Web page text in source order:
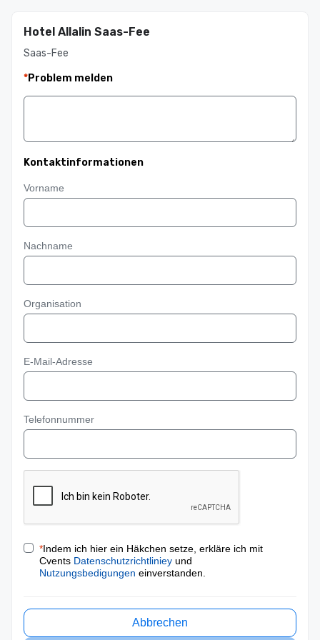
Hotel Allalin Saas-Fee
Saas-Fee
*Problem melden
Kontaktinformationen
Vorname
Nachname
Organisation
E-Mail-Adresse
Telefonnummer
*Indem ich hier ein Häkchen setze, erkläre ich mit
Cvents Datenschutzrichtliniey und
Nutzungsbedigungen einverstanden.
Abbrechen